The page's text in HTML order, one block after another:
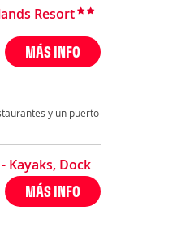
Resort
MÁS INFO
y un puerto
Kayaks, Dock
MÁS INFO